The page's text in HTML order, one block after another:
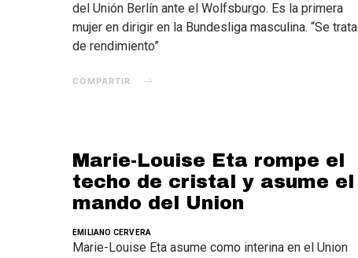
del Unión Berlín ante el Wolfsburgo. Es la primera
mujer en dirigir en la Bundesliga masculina. “Se trata
de rendimiento”
COMPARTIR
Marie-Louise Eta rompe el
techo de cristal y asume el
mando del Union
EMILIANO CERVERA
Marie-Louise Eta asume como interina en el Union